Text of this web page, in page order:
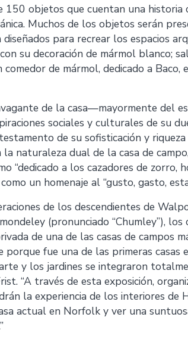
150 objetos que cuentan una historia
Muchos de los objetos serán
para recrear los espacios
su decoración de mármol blanco;
de mármol, dedicado a
de la casa—mayormente del
sociales y culturales de su
de su sofisticación y
la naturaleza dual de la casa de
“dedicado a los cazadores de zorro,
un homenaje al “gusto, gasto,
de los descendientes de
(pronunciado “Chumley”),
de una de las casas de campos
fue una de las primeras casas
y los jardines se integraron
“A través de esta exposición,
la experiencia de los interiores de
actual en Norfolk y ver una